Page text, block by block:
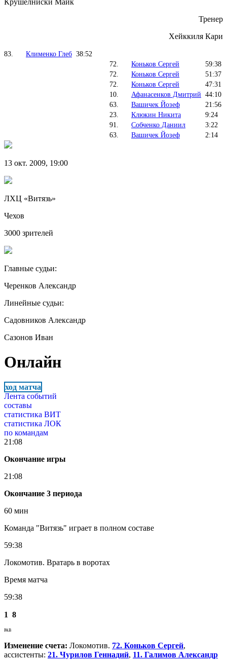
Тренер
Хейккиля Кари
83. Клименко Глеб 38:52
72.
Коньков Сергей
59:38
72.
Коньков Сергей
51:37
72.
Коньков Сергей
47:31
10.
Афанасенков Дмитрий 44:10
63.
Вашичек Йозеф
21:56
23.
Клюкин Никита
9:24
91.
Собченко Даниил
3:22
63.
Вашичек Йозеф 2:14
13 окт. 2009, 19:00
ЛХЦ «Витязь»
Чехов
3000 зрителей
Главные судьи:
Черенков Александр
Линейные судьи:
Садовников Александр
Сазонов Иван
Онлайн
ход матча
Лента событий
составы
статистика ВИТ
статистика ЛОК
по командам
21:08
Окончание игры
21:08
Окончание 3 периода
60 мин
Команда "Витязь" играет в полном составе
59:38
Локомотив. Вратарь в воротах
Время матча
59:38
1 8
РАВ
Изменение счета: Локомотив. 72. Коньков Сергей,
ассистенты: 21. Чурилов Геннадий, 11. Галимов Александр